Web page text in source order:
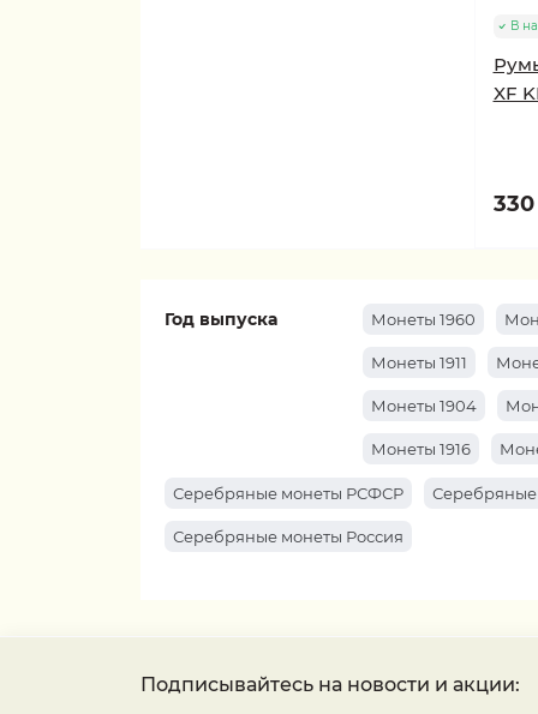
В
XF
Год выпуска Монеты 1960
Монеты 1911
Монеты 1904
Монеты 1916
Серебряные монеты РСФСР
Серебряные монеты Россия
Подписывайтесь на новости и акции: